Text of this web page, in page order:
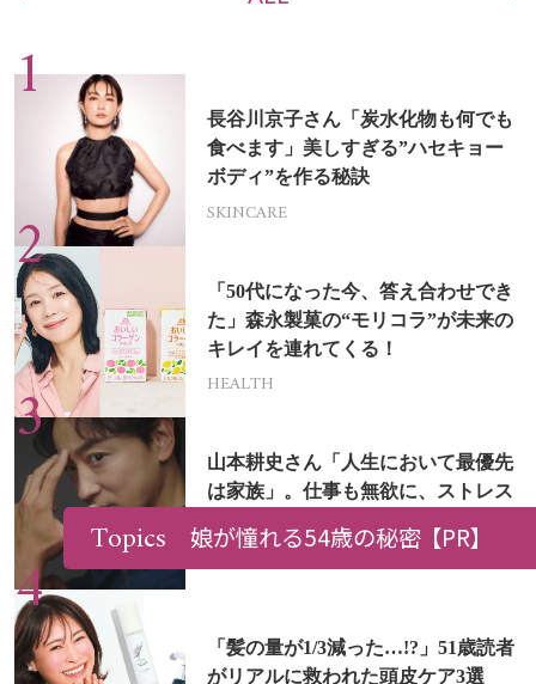
長谷川京子さん「炭水化物も何でも
食べます」美しすぎる”ハセキョー
ボディ”を作る秘訣
SKINCARE
「50代になった今、答え合わせでき
た」森永製菓の“モリコラ”が未来の
キレイを連れてくる！
HEALTH
山本耕史さん「人生において最優先
は家族」。仕事も無欲に、ストレス
PEOPLE
「髪の量が1/3減った…!?」51歳読者
がリアルに救われた頭皮ケア3選
Topics 娘が憧れる54歳の秘密【PR】